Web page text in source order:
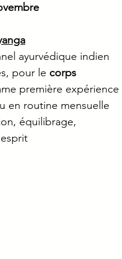
ayurvédique indien
pour le corps
première expérience
en routine mensuelle
équilibrage,